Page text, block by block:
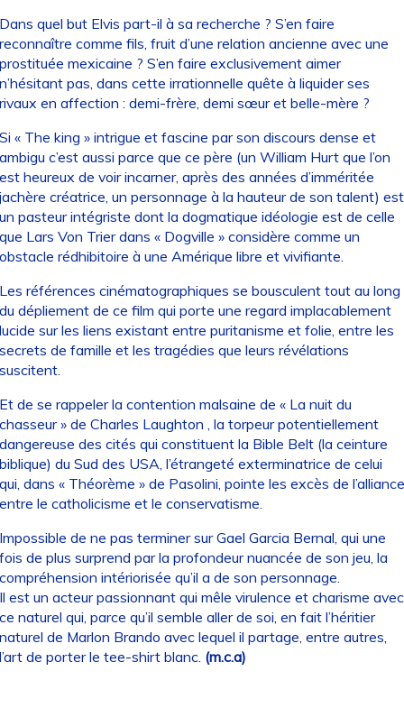
quel but Elvis part-il à sa recherche ? S’en faire
comme fils, fruit d’une relation ancienne avec une
mexicaine ? S’en faire exclusivement aimer
pas, dans cette irrationnelle quête à liquider ses
en affection : demi-frère, demi sœur et belle-mère ?
« The king » intrigue et fascine par son discours dense et
c’est aussi parce que ce père (un William Hurt que l’on
heureux de voir incarner, après des années d’imméritée
créatrice, un personnage à la hauteur de son talent) est
pasteur intégriste dont la dogmatique idéologie est de celle
Lars Von Trier dans « Dogville » considère comme un
rédhibitoire à une Amérique libre et vivifiante.
références cinématographiques se bousculent tout au long
dépliement de ce film qui porte une regard implacablement
sur les liens existant entre puritanisme et folie, entre les
de famille et les tragédies que leurs révélations
de se rappeler la contention malsaine de « La nuit du
» de Charles Laughton , la torpeur potentiellement
des cités qui constituent la Bible Belt (la ceinture
du Sud des USA, l’étrangeté exterminatrice de celui
dans « Théorème » de Pasolini, pointe les excès de l’alliance
le catholicisme et le conservatisme.
de ne pas terminer sur Gael Garcia Bernal, qui une
de plus surprend par la profondeur nuancée de son jeu, la
intériorisée qu’il a de son personnage.
est un acteur passionnant qui mêle virulence et charisme avec
naturel qui, parce qu’il semble aller de soi, en fait l’héritier
de Marlon Brando avec lequel il partage, entre autres,
de porter le tee-shirt blanc. (m.c.a)